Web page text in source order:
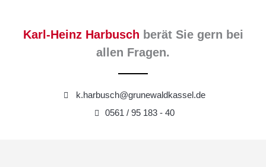
Karl-Heinz Harbusch berät Sie gern bei
allen Fragen.
k.harbusch@grunewaldkassel.de
0561 / 95 183 - 40